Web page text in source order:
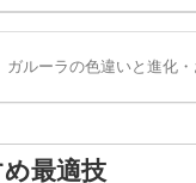
ガルーラの色違いと進化
最適技